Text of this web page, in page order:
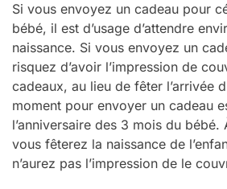
Si vous envoyez un cadeau pour
bébé, il est d’usage d’attendre
naissance. Si vous envoyez un
risquez d’avoir l’impression de
cadeaux, au lieu de fêter l’arrivée
moment pour envoyer un cadeau
l’anniversaire des 3 mois du bébé.
vous fêterez la naissance de
n’aurez pas l’impression de le